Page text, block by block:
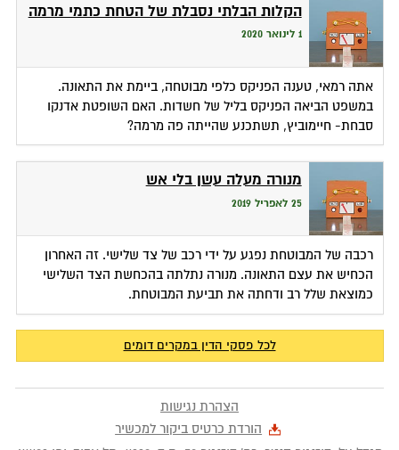
הקלות הבלתי נסבלת של הטחת כתמי מרמה
1 לינואר 2020
אתה רמאי, טענה הפניקס כלפי מבוטחה, ביימת את התאונה.
במשפט הביאה הפניקס בליל של חשדות. האם השופטת אדנקו
סבחת- חיימוביץ, תשתכנע שהייתה פה מרמה?
מנורה מעלה עשן בלי אש
25 לאפריל 2019
רכבה של המבוטחת נפגע על ידי רכב של צד שלישי. זה האחרון
הכחיש את עצם התאונה. מנורה נתלתה בהכחשת הצד השלישי
כמוצאת שלל רב ודחתה את תביעת המבוטחת.
לכל פסקי הדין במקרים דומים
הצהרת נגישות
הורדת כרטיס ביקור למכשיר